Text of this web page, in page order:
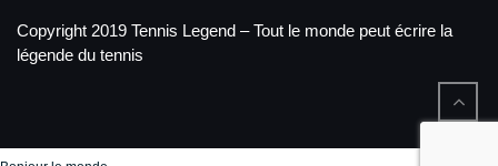
Copyright 2019 Tennis Legend – Tout le monde peut écrire la
légende du tennis